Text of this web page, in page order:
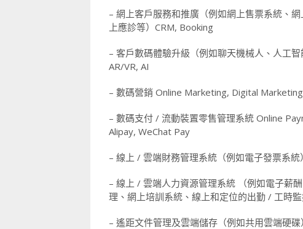
– 網上客戶服務和推廣（例如網上售票系統、
上應診等）CRM, Booking
– 客戶數碼體驗升級（例如聊天機械人、人工
AR/VR, AI
– 數碼營銷 Online Marketing, Digital
– 數碼支付 / 流動裝置零售管理系統 Online
Alipay, WeChat Pay
– 線上 / 雲端財務管理系統（例如電子發票系統）
– 線上 / 雲端人力資源管理系統 （例如電子薪
理、網上培訓系統、線上和定位的出勤 / 工時
– 遙距文件管理及雲端儲存（例如共用雲端硬